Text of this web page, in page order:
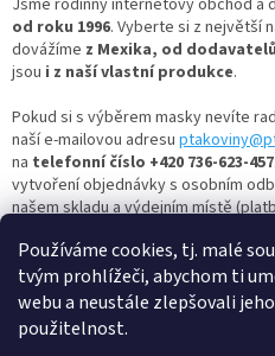
Používáme cookies, tj. malé
tvým prohlížeči, abychom ti
webu a neustále zlepšovali
použitelnost.
od roku 1996. Vyberte si z největší
dovážíme z Mexika, od dodavatelů
jsou i z naší vlastní produkce.
Pokud si s výběrem masky nevíte
naší e-mailovou adresu
na telefonní číslo +420 736-623-457
vytvoření objednávky s osobním
našem skladu a výdejním místě
všední den od 13:00 do 17:00.
Nejbohatší člověk je ten, kdo se
tak si vyberte masku dle vašich
námi. Ptakoviny-cb.cz